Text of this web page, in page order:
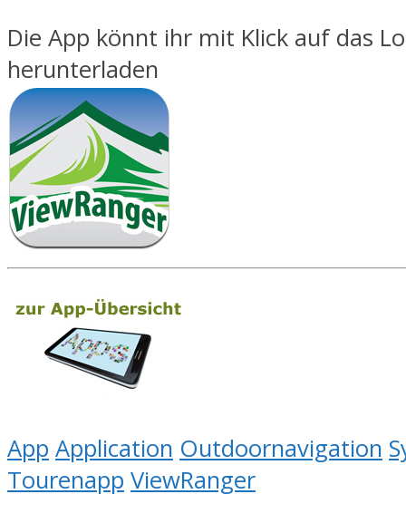
Die App könnt ihr mit Klick auf das
herunterladen
App Application Outdoornavigation
Tourenapp ViewRanger